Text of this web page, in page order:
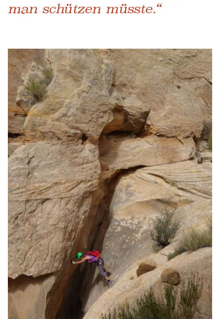
man schützen müsste.“